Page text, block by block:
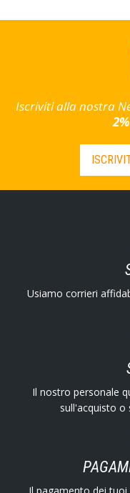
Iscriviti alla nostra
2%
Usiamo corrieri
Il nostro personale
sull'acquisto